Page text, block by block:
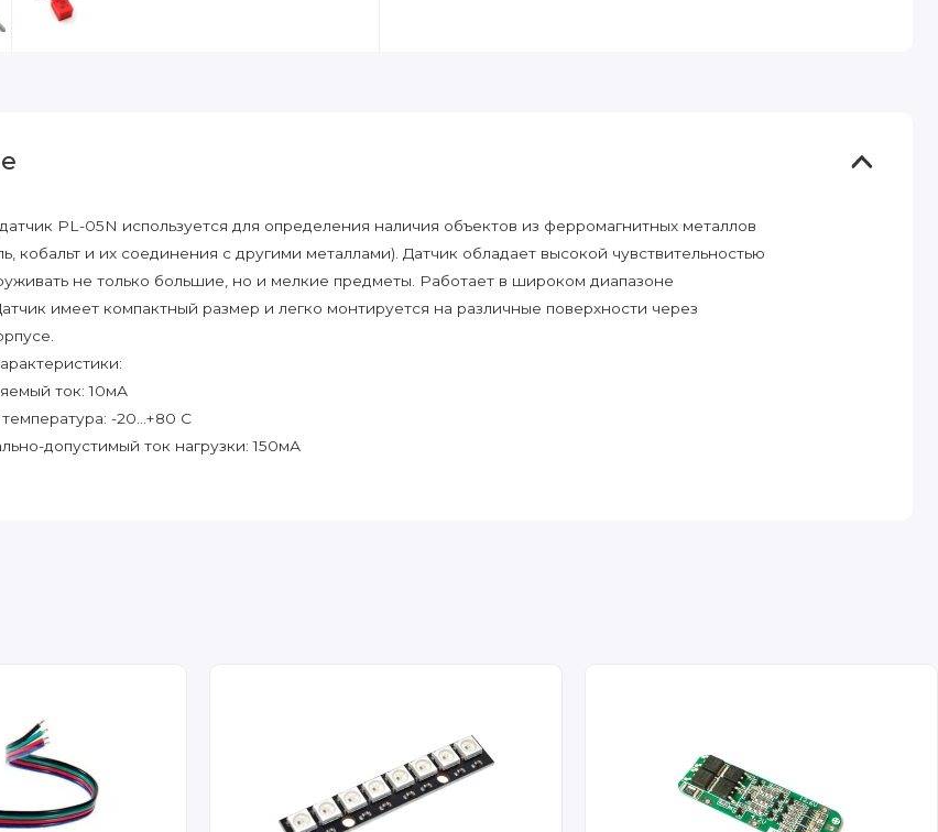
PL-05N используется для определения наличия объектов из ферромагнитных металлов
кобальт и их соединения с другими металлами). Датчик обладает высокой чувствительностью
не только большие, но и мелкие предметы. Работает в широком диапазоне
имеет компактный размер и легко монтируется на различные поверхности через
ток: 10мА
-20...+80 С
допустимый ток нагрузки: 150мА